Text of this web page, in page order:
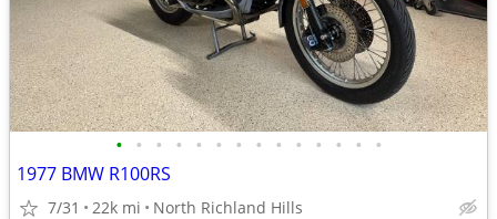
• • • • • • • • • • • • • •
1977 BMW R100RS
7/31 22k mi North Richland Hills